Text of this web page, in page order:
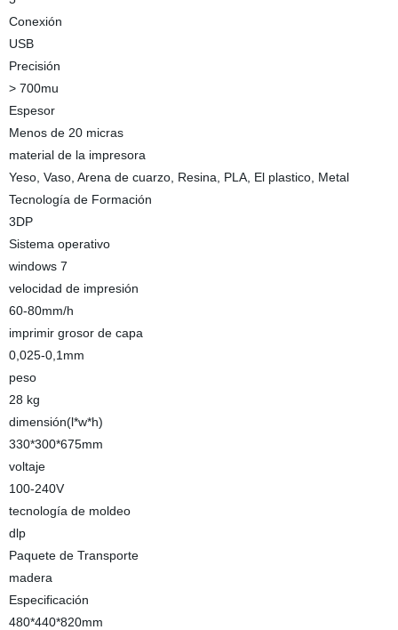
Conexión
USB
Precisión
> 700mu
Espesor
Menos de 20 micras
material de la impresora
Yeso, Vaso, Arena de cuarzo, Resina, PLA, El plastico, Metal
Tecnología de Formación
3DP
Sistema operativo
windows 7
velocidad de impresión
60-80mm/h
imprimir grosor de capa
0,025-0,1mm
peso
28 kg
dimensión(l*w*h)
330*300*675mm
voltaje
100-240V
tecnología de moldeo
dlp
Paquete de Transporte
madera
Especificación
480*440*820mm